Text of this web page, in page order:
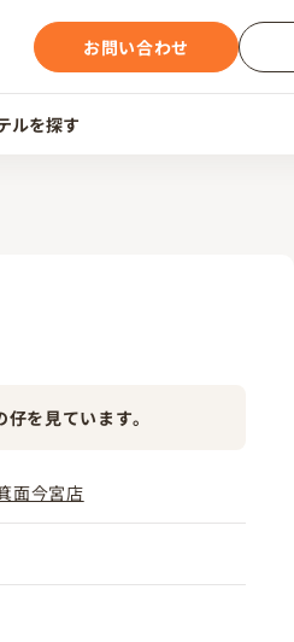
お問い合わせ
ルを探す
を見ています。
面今宮店